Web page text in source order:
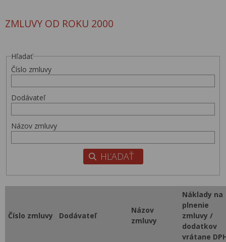
ZMLUVY OD ROKU 2000
Hľadať
Číslo zmluvy
Dodávateľ
Názov zmluvy
Číslo zmluvy Dodávateľ
Názov
zmluvy
Náklady na
plnenie
zmluvy /
dodatkov
vrátane